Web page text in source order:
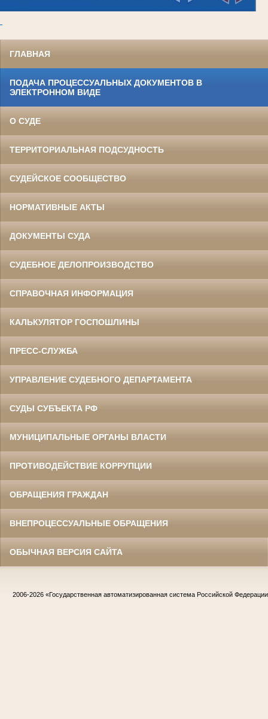
ГЛАВНАЯ
ПОДАЧА ПРОЦЕССУАЛЬНЫХ ДОКУМЕНТОВ В
ЭЛЕКТРОННОМ ВИДЕ
О СУДЕ
ТЕРРИТОРИАЛЬНАЯ ПОДСУДНОСТЬ
СУДЕЙСКОЕ СООБЩЕСТВО
НОРМАТИВНЫЕ АКТЫ
ДОКУМЕНТЫ СУДА
СУДЕБНОЕ ДЕЛОПРОИЗВОДСТВО
СПРАВОЧНАЯ ИНФОРМАЦИЯ
КАЛЬКУЛЯТОР ГОСПОШЛИНЫ
ПРЕСС-СЛУЖБА
УПРАВЛЕНИЕ СУДЕБНОГО ДЕПАРТАМЕНТА
СУДЫ СУБЪЕКТА РФ
МУНИЦИПАЛЬНЫЕ ОРГАНЫ ВЛАСТИ
ПРОТИВОДЕЙСТВИЕ КОРРУПЦИИ
ОБРАЩЕНИЯ ГРАЖДАН
ВНЕПРОЦЕССУАЛЬНЫЕ ОБРАЩЕНИЯ
ОБЫЧНАЯ ВЕРСИЯ САЙТА
2006-2026 «Государственная автоматизированная система Российской